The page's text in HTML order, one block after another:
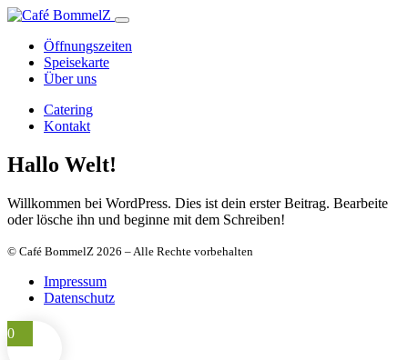
Öffnungszeiten
Speisekarte
Über uns
Catering
Kontakt
Hallo Welt!
Willkommen bei WordPress. Dies ist dein erster Beitrag. Bearbeite
oder lösche ihn und beginne mit dem Schreiben!
© Café BommelZ 2026 – Alle Rechte vorbehalten
Impressum
Datenschutz
0